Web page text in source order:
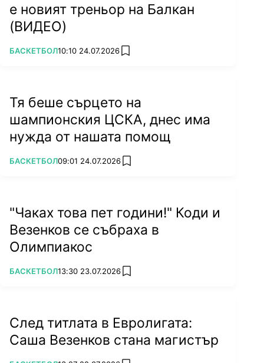
е новият треньор на Балкан
(ВИДЕО)
ПОВЕЧЕ ОТ
БАСКЕТБОЛ10:10 24.07.2026 add favorites
Тя беше сърцето на
шампионския ЦСКА, днес има
нужда от нашата помощ
ПОВЕЧЕ ОТ
БАСКЕТБОЛ09:01 24.07.2026 add favorites
"Чаках това пет години!" Коди и
Везенков се събраха в
Олимпиакос
ПОВЕЧЕ ОТ
БАСКЕТБОЛ13:30 23.07.2026 add favorites
След титлата в Евролигата:
Саша Везенков стана магистър